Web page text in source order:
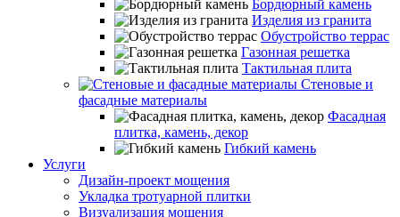
Бордюрный камень
Изделия из гранита
Обустройство террас
Газонная решетка
Тактильная плита
Стеновые и
фасадные материалы
Фасадная
плитка, камень, декор
Гибкий камень
Услуги
Дизайн-проект мощения
Укладка тротуарной плитки
Визуализация мощения